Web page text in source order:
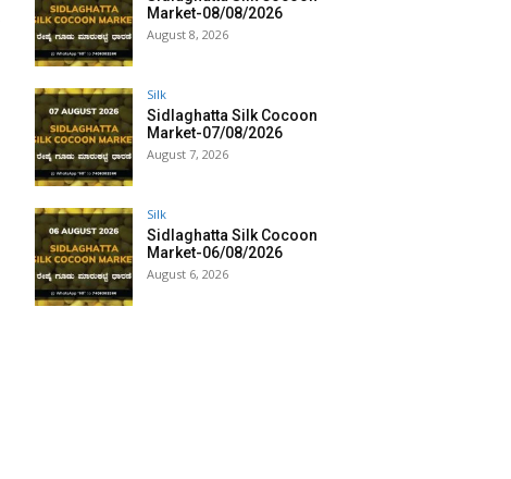
Market-08/08/2026
August 8, 2026
Silk
Sidlaghatta Silk Cocoon
Market-07/08/2026
August 7, 2026
Silk
Sidlaghatta Silk Cocoon
Market-06/08/2026
August 6, 2026